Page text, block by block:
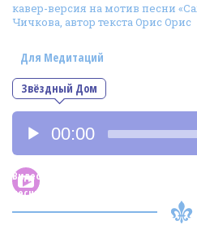
Фотогалерея
In English
Видео
Ииссиидиология
Номера песен
кавер-версия на мотив песни
Чичкова, автор текста Орис Орис
Звёздный Дом
Для Медитаций
Аудиоплеер
00:00
Видео
песни